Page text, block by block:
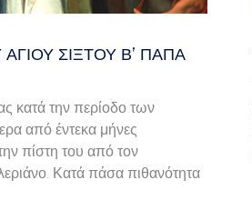
ΣΙΞΤΟΥ Β’ ΠΑΠΑ
κατά την περίοδο των
από έντεκα μήνες
πίστη του από τον
Κατά πάσα πιθανότητα